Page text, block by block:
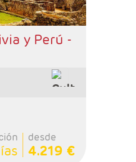
y Perú -
desde
4.219 €